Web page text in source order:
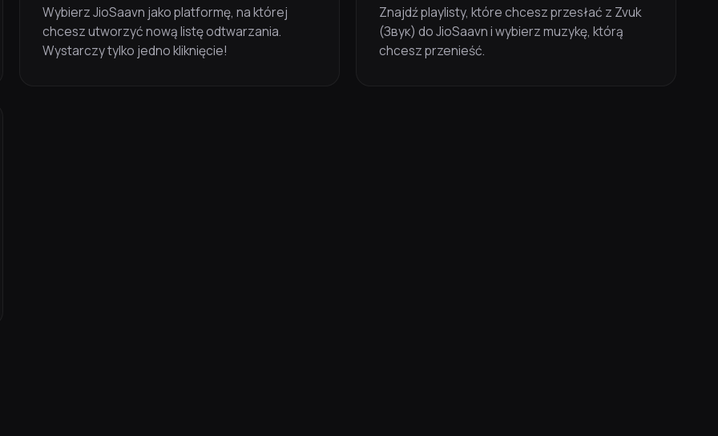
Wybierz JioSaavn jako platformę, na której
chcesz utworzyć nową listę odtwarzania.
Wystarczy tylko jedno kliknięcie!
Znajdź playlisty, które chcesz przesłać z Zvuk
(Звук) do JioSaavn i wybierz muzykę, którą
chcesz przenieść.